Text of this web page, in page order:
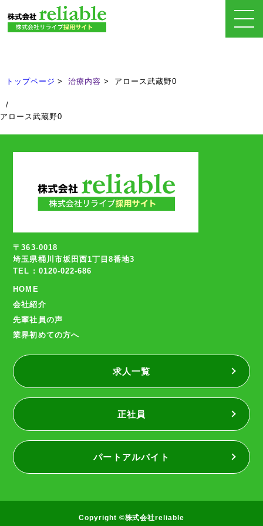
Treatment
トップページ 治療内容 アロース武蔵野0
/
アロース武蔵野0
〒363-0018
埼玉県桶川市坂田西1丁目8番地3
TEL : 0120-022-686
HOME
会社紹介
先輩社員の声
業界初めての方へ
求人一覧
正社員
パートアルバイト
Copyright ©株式会社reliable